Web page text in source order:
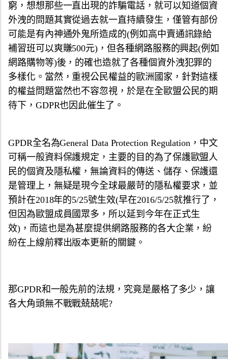
窮，想想那些一直出現的詐騙電話，就可以知道個資
外洩的問題其實從過去就一直持續發生，僅管有部份
可能是有內神通外鬼所造成的(例如高中賣通訊錄給
補習班可以爽賺500元)，但各種網路服務的興起(例如
網路購物等)後，的確也造就了各種個資外洩犯罪的
多樣化。當然，重視公民權益的歐洲國家，針對這樣
的權益問題當然也不容忽視，於是在全歐盟公民的期
待下，GDPR也因此催生了。
GPDR全名為General Data Protection Regulation，中文
可稱一般資料保護規定，主要的目的為了保護歐盟人
民的個資及隱私權，無論資料的傳送、儲存、保護還
是管理上，無疑是現今全球最嚴苛的隱私權要求，並
預計在2018年的5/25號生效(早在2016/5/25就推行了，
但因為歐盟成員國眾多，所以延到今年在正式生
效)，而這也是為甚麼提供網路服務的各大企業，紛
紛在上線前釋出版本更新的關鍵。
那GPDR和一般先前的法規，究竟是嚴格了多少，讓
各大角頭無不戰戰兢兢呢?